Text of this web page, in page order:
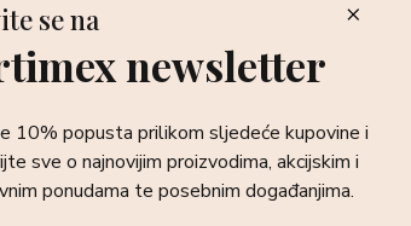
Poslovnice
Povrat i reklamacija
Dostava i isporuka
Plaćanje robe
se na
newsletter
10% popusta prilikom sljedeće kupovine i
sve o najnovijim proizvodima, akcijskim i
ponudama te posebnim događanjima.